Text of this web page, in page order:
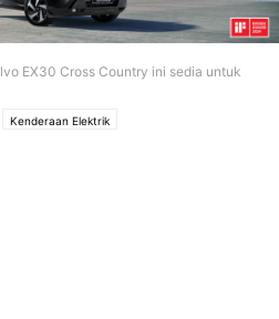
EX30 Cross Country ini sedia untuk
Kenderaan Elektrik